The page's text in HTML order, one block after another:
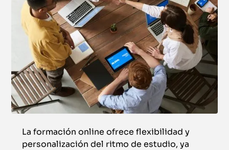
La formación online ofrece flexibilidad y
personalización del ritmo de estudio, ya